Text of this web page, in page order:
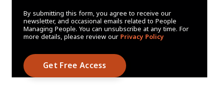
By submitting this form, you agree to receive our
newsletter, and occasional emails related to People
Managing People. You can unsubscribe at any time. For
more details, please review our Privacy Policy